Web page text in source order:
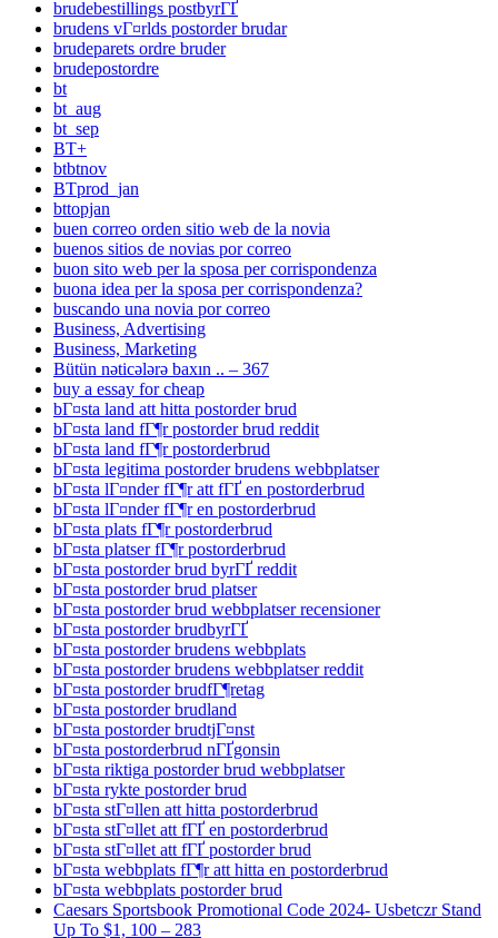
brudebestillings postbyrГҐ
brudens vГ¤rlds postorder brudar
brudeparets ordre bruder
brudepostordre
bt
bt_aug
bt_sep
BT+
btbtnov
BTprod_jan
bttopjan
buen correo orden sitio web de la novia
buenos sitios de novias por correo
buon sito web per la sposa per corrispondenza
buona idea per la sposa per corrispondenza?
buscando una novia por correo
Business, Advertising
Business, Marketing
Bütün nəticələrə baxın .. – 367
buy a essay for cheap
bГ¤sta land att hitta postorder brud
bГ¤sta land fГ¶r postorder brud reddit
bГ¤sta land fГ¶r postorderbrud
bГ¤sta legitima postorder brudens webbplatser
bГ¤sta lГ¤nder fГ¶r att fГҐ en postorderbrud
bГ¤sta lГ¤nder fГ¶r en postorderbrud
bГ¤sta plats fГ¶r postorderbrud
bГ¤sta platser fГ¶r postorderbrud
bГ¤sta postorder brud byrГҐ reddit
bГ¤sta postorder brud platser
bГ¤sta postorder brud webbplatser recensioner
bГ¤sta postorder brudbyrГҐ
bГ¤sta postorder brudens webbplats
bГ¤sta postorder brudens webbplatser reddit
bГ¤sta postorder brudfГ¶retag
bГ¤sta postorder brudland
bГ¤sta postorder brudtjГ¤nst
bГ¤sta postorderbrud nГҐgonsin
bГ¤sta riktiga postorder brud webbplatser
bГ¤sta rykte postorder brud
bГ¤sta stГ¤llen att hitta postorderbrud
bГ¤sta stГ¤llet att fГҐ en postorderbrud
bГ¤sta stГ¤llet att fГҐ postorder brud
bГ¤sta webbplats fГ¶r att hitta en postorderbrud
bГ¤sta webbplats postorder brud
Caesars Sportsbook Promotional Code 2024- Usbetczr Stand
Up To $1, 100 – 283